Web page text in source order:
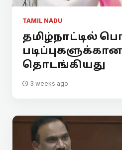
TAMIL NADU
தமிழ்நாட்டில்
தொடங்கியது
3 weeks ago